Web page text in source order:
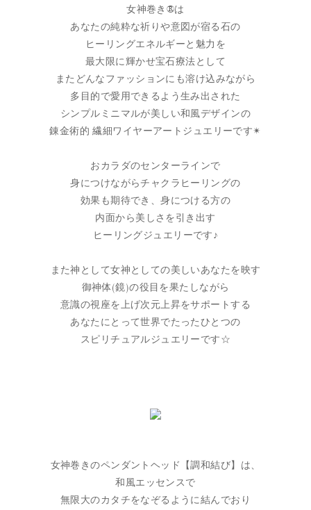
女神巻き®︎は
あなたの純粋な祈りや意図が宿る石の
ヒーリングエネルギーと魅力を
最大限に輝かせ宝石療法として
またどんなファッションにも溶け込みながら
多目的で愛用できるよう生み出された
シンプルミニマルが美しい和風デザインの
錬金術的 繊細ワイヤーアートジュエリーです✴︎
おカラダのセンターラインで
身につけながらチャクラヒーリングの
効果も期待でき、身につける方の
内面から美しさを引き出す
ヒーリングジュエリーです♪
また神として女神としての美しいあなたを映す
御神体(鏡)の役目を果たしながら
意識の視座を上げ次元上昇をサポートする
あなたにとって世界でたったひとつの
スピリチュアルジュエリーです☆
女神巻きのペンダントヘッド【調和結び】は、
和風エッセンスで
無限大のカタチをなぞるように結んでおり